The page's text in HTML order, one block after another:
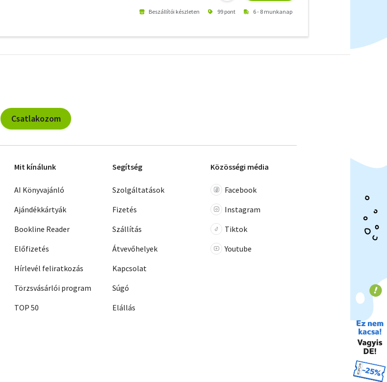
Beszállítói készleten 99 pont 6 - 8 munkanap
szűrők
Csatlakozom
Mit kínálunk
AI Könyvajánló
Ajándékkártyák
Bookline Reader
Előfizetés
Hírlevél feliratkozás
Törzsvásárlói program
TOP 50
Segítség
Szolgáltatások
Fizetés
Szállítás
Átvevőhelyek
Kapcsolat
Súgó
Elállás
Közösségi média
Facebook
Instagram
Tiktok
Youtube